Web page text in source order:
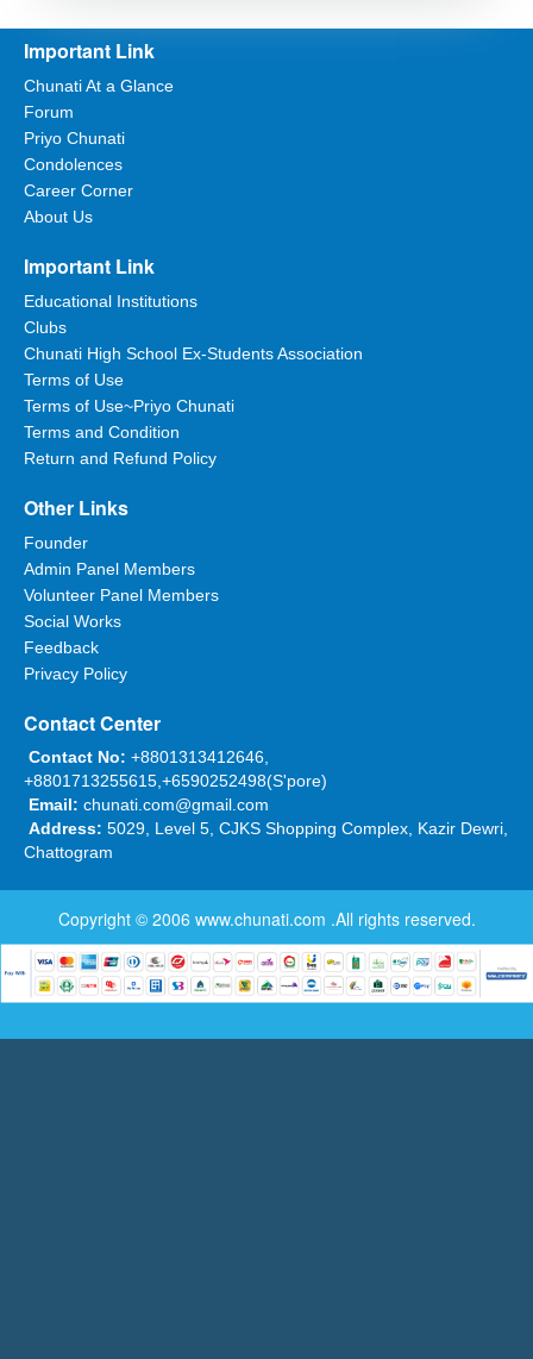
Important Link
Chunati At a Glance
Forum
Priyo Chunati
Condolences
Career Corner
About Us
Important Link
Educational Institutions
Clubs
Chunati High School Ex-Students Association
Terms of Use
Terms of Use~Priyo Chunati
Terms and Condition
Return and Refund Policy
Other Links
Founder
Admin Panel Members
Volunteer Panel Members
Social Works
Feedback
Privacy Policy
Contact Center
Contact No: +8801313412646,
+8801713255615,+6590252498(S'pore)
Email: chunati.com@gmail.com
Address: 5029, Level 5, CJKS Shopping Complex, Kazir Dewri,
Chattogram
Copyright © 2006 www.chunati.com .All rights reserved.